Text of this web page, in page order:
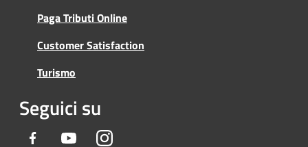
Paga Tributi Online
Customer Satisfaction
Turismo
Seguici su
Facebook YoutubeInstagram